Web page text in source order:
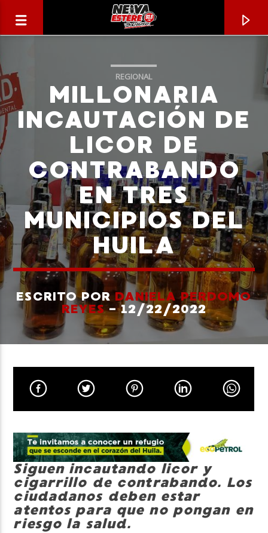
CANCIÓN ACTUAL
TÍTULO
ARTISTA
REGIONAL
MILLONARIA
INCAUTACIÓN DE
LICOR DE
CONTRABANDO
EN TRES
MUNICIPIOS DEL
HUILA
ESCRITO PORDANIELA PERDOMO
REYES- 12/22/2022
Siguen incautando licor y
cigarrillo de contrabando. Los
ciudadanos deben estar
atentos para que no pongan en
riesgo la salud.